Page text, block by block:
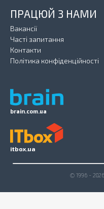
brain.com.ua
ПРАЦЮЙ З НАМИ
Вакансії
Часті запитання
Контакти
Політика конфіденційності
itbox.ua
© 1996 -